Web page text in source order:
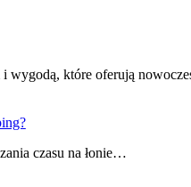
i wygodą, które oferują
czasu na łonie…